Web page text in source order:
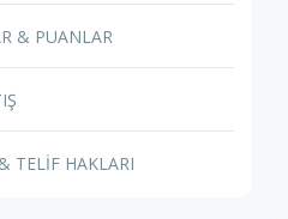
& PUANLAR
TELİF HAKLARI